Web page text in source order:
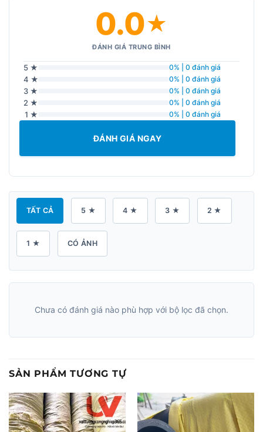
0.0★
ĐÁNH GIÁ TRUNG BÌNH
5 ★ 0% | 0 đánh giá
4 ★ 0% | 0 đánh giá
3 ★ 0% | 0 đánh giá
2 ★ 0% | 0 đánh giá
1 ★ 0% | 0 đánh giá
ĐÁNH GIÁ NGAY
TẤT CẢ 5 ★ 4 ★ 3 ★ 2 ★
1 ★ CÓ ẢNH
Chưa có đánh giá nào phù hợp với bộ lọc đã chọn.
SẢN PHẨM TƯƠNG TỰ